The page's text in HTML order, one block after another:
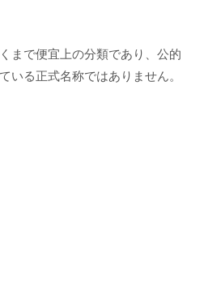
まで便宜上の分類であり、公的
いる正式名称ではありません。